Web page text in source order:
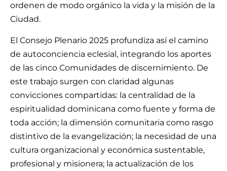
ordenen de modo orgánico la vida y la misión de la
Ciudad.
El Consejo Plenario 2025 profundiza así el camino
de autoconciencia eclesial, integrando los aportes
de las cinco Comunidades de discernimiento. De
este trabajo surgen con claridad algunas
convicciones compartidas: la centralidad de la
espiritualidad dominicana como fuente y forma de
toda acción; la dimensión comunitaria como rasgo
distintivo de la evangelización; la necesidad de una
cultura organizacional y económica sustentable,
profesional y misionera; la actualización de los